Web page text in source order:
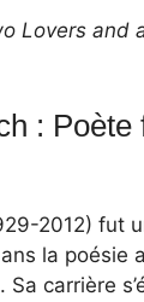
Lovers and
: Poète
2012) fut
la poésie
Sa carrière